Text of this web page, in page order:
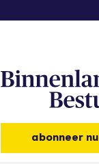
abonneer nu